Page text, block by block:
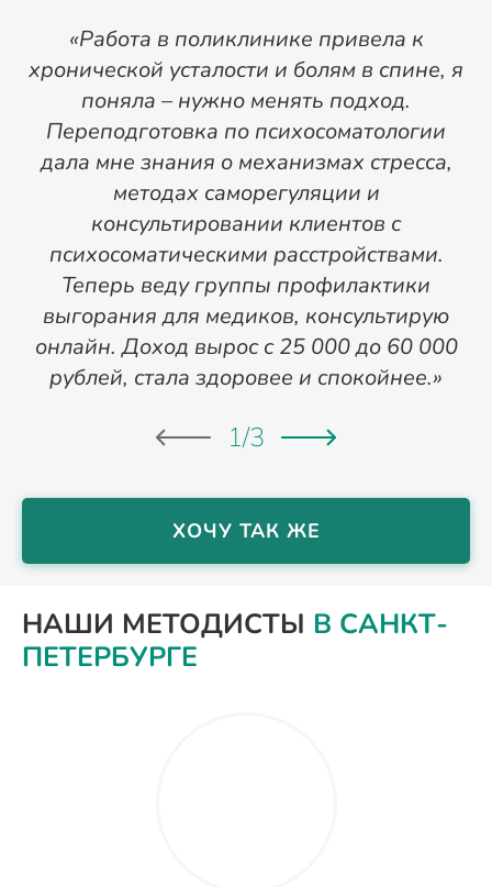
«Работа в поликлинике привела к
хронической усталости и болям в спине, я
поняла – нужно менять подход.
Переподготовка по психосоматологии
дала мне знания о механизмах стресса,
методах саморегуляции и
консультировании клиентов с
психосоматическими расстройствами.
Теперь веду группы профилактики
выгорания для медиков, консультирую
онлайн. Доход вырос с 25 000 до 60 000
рублей, стала здоровее и спокойнее.»
1/3
ХОЧУ ТАК ЖЕ
НАШИ МЕТОДИСТЫ В САНКТ-
ПЕТЕРБУРГЕ